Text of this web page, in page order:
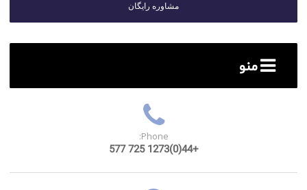
مشاوره رایگان
منو
Phone:
+44(0)1273 725 577